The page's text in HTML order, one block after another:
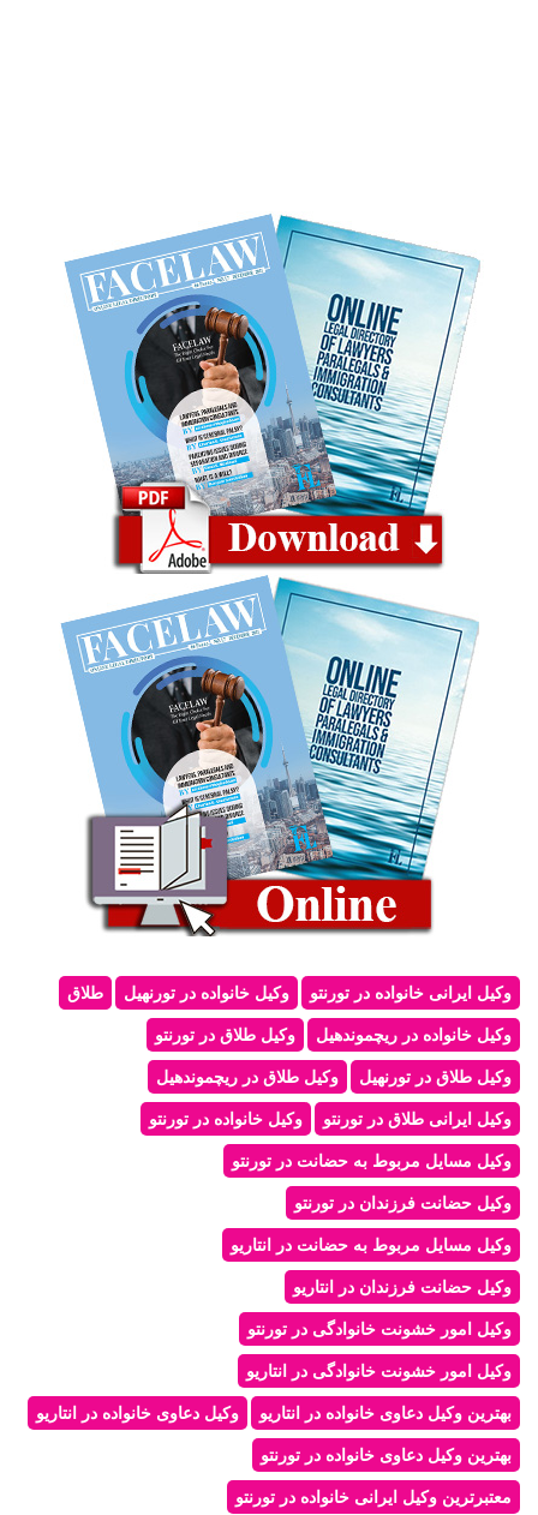
طلاق وکیل خانواده در تورنهیل
وکیل ایرانی خانواده در تورنتو
وکیل طلاق در تورنتو
وکیل خانواده در ریچموندهیل
وکیل طلاق در ریچموندهیل
وکیل طلاق در تورنهیل
وکیل خانواده در تورنتو
وکیل ایرانی طلاق در تورنتو
وکیل مسایل مربوط به حضانت در تورنتو
وکیل حضانت فرزندان در تورنتو
وکیل مسایل مربوط به حضانت در انتاریو
وکیل حضانت فرزندان در انتاریو
وکیل امور خشونت خانوادگی در تورنتو
وکیل امور خشونت خانوادگی در انتاریو
وکیل دعاوی خانواده در انتاریو
بهترین وکیل دعاوی خانواده در انتاریو
بهترین وکیل دعاوی خانواده در تورنتو
معتبرترین وکیل ایرانی خانواده در تورنتو